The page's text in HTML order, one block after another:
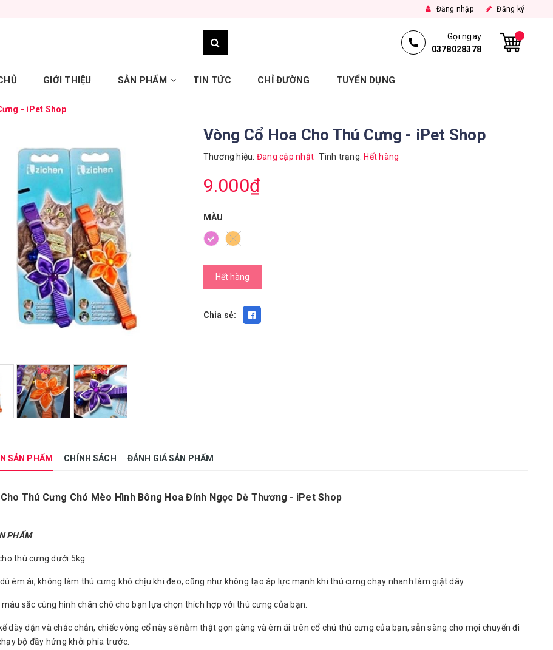
Đăng nhập Đăng ký
Gọi ngay
0378028378
GIỚI THIỆU SẢN PHẨM TIN TỨC CHỈ ĐƯỜNG TUYỂN DỤNG
- iPet Shop
Vòng Cổ Hoa Cho Thú Cưng - iPet Shop
Thương hiệu: Đang cập nhật Tình trạng: Hết hàng
9.000₫
MÀU
Hết hàng
Chia sẻ:
SẢN PHẨM CHÍNH SÁCH ĐÁNH GIÁ SẢN PHẨM
Thú Cưng Chó Mèo Hình Bông Hoa Đính Ngọc Dễ Thương - iPet Shop
PHẨM
thú cưng dưới 5kg.
êm ái, không làm thú cưng khó chịu khi đeo, cũng như không tạo áp lực mạnh khi thú cưng chạy nhanh làm giật dây.
màu sắc cùng hình chân chó cho bạn lựa chọn thích hợp với thú cưng của bạn.
dày dặn và chắc chắn, chiếc vòng cổ này sẽ nằm thật gọn gàng và êm ái trên cổ chú thú cưng của bạn, sẵn sàng cho mọi chuyến đi
bộ đầy hứng khởi phía trước.